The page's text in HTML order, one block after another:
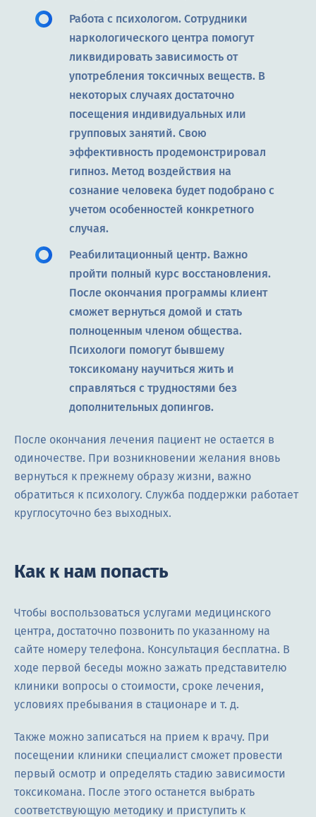
Работа с психологом. Сотрудники
наркологического центра помогут
ликвидировать зависимость от
употребления токсичных веществ. В
некоторых случаях достаточно
посещения индивидуальных или
групповых занятий. Свою
эффективность продемонстрировал
гипноз. Метод воздействия на
сознание человека будет подобрано с
учетом особенностей конкретного
случая.
Реабилитационный центр. Важно
пройти полный курс восстановления.
После окончания программы клиент
сможет вернуться домой и стать
полноценным членом общества.
Психологи помогут бывшему
токсикоману научиться жить и
справляться с трудностями без
дополнительных допингов.
После окончания лечения пациент не остается в
одиночестве. При возникновении желания вновь
вернуться к прежнему образу жизни, важно
обратиться к психологу. Служба поддержки работает
круглосуточно без выходных.
Как к нам попасть
Чтобы воспользоваться услугами медицинского
центра, достаточно позвонить по указанному на
сайте номеру телефона. Консультация бесплатна. В
ходе первой беседы можно зажать представителю
клиники вопросы о стоимости, сроке лечения,
условиях пребывания в стационаре и т. д.
Также можно записаться на прием к врачу. При
посещении клиники специалист сможет провести
первый осмотр и определять стадию зависимости
токсикомана. После этого останется выбрать
соответствующую методику и приступить к